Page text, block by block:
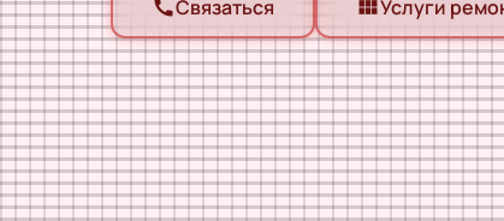
callСвязаться view_moduleУслуги